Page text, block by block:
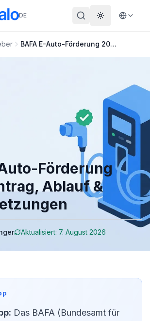
DE Theme
BAFA E-Auto-Förderung 2026: Antrag, Ablauf & Voraussetzungen
Förderung
Ablauf &
Aktualisiert: 7. August 2026
Das BAFA (Bundesamt für